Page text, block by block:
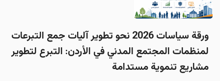
ورقة سیاسات 2026 نحو تطوير آليات جمع التبرعات
لمنظمات المجتمع المدني في الأردن: التبرع لتطوير
مشاريع تنموية مستدامة